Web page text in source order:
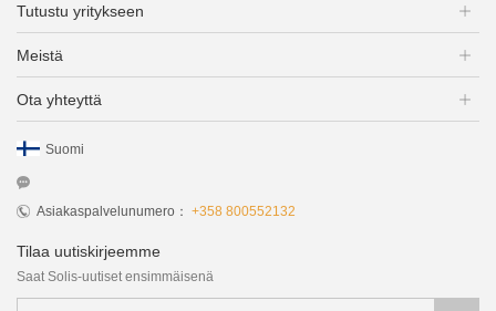
Tutustu yritykseen
Meistä
Ota yhteyttä
Suomi
Asiakaspalvelunumero： +358 800552132
Tilaa uutiskirjeemme
Saat Solis-uutiset ensimmäisenä